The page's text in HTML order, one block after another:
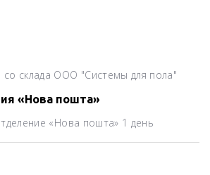
склада ООО "Системы для пола"
«Нова пошта»
«Нова пошта» 1 день